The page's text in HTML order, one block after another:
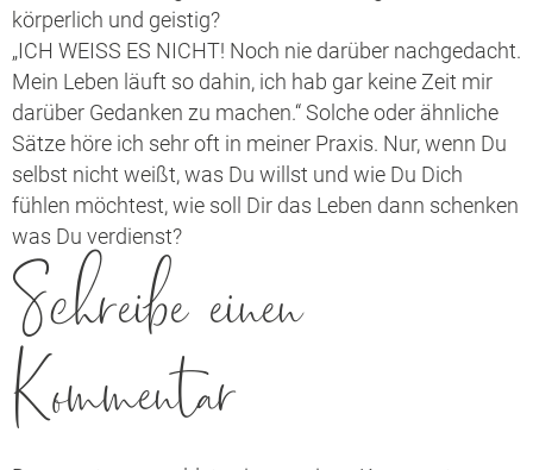
körperlich und geistig?
„ICH WEISS ES NICHT! Noch nie darüber nachgedacht.
Mein Leben läuft so dahin, ich hab gar keine Zeit mir
darüber Gedanken zu machen.“ Solche oder ähnliche
Sätze höre ich sehr oft in meiner Praxis. Nur, wenn Du
selbst nicht weißt, was Du willst und wie Du Dich
fühlen möchtest, wie soll Dir das Leben dann schenken
was Du verdienst?
Schreibe einen
Kommentar